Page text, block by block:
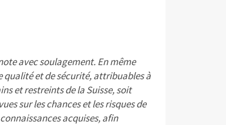
avec soulagement. En même
qualité et de sécurité, attribuables à
et restreints de la Suisse, soit
sur les chances et les risques de
acquises, afin